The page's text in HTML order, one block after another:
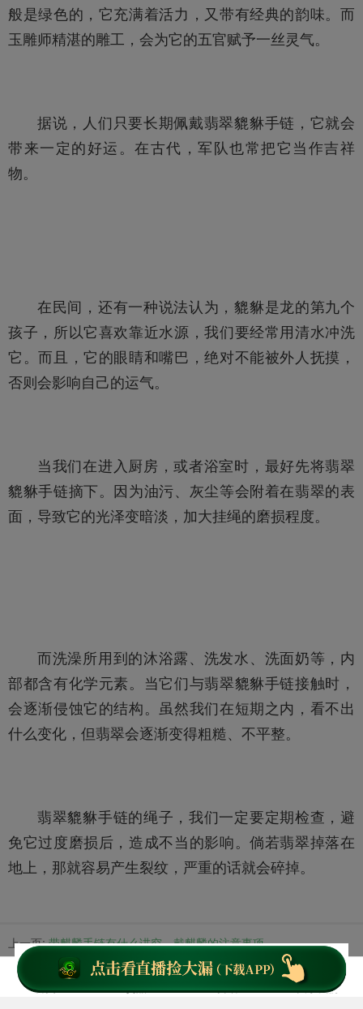
般是绿色的，它充满着活力，又带有经典的韵味。而
玉雕师精湛的雕工，会为它的五官赋予一丝灵气。
据说，人们只要长期佩戴翡翠貔貅手链 ，它就会
带来一定的好运。在古代，军队也常把它当作吉祥
物。
在民间，还有一种说法认为，貔貅是龙的第九个
孩子，所以它喜欢靠近水源，我们要经常用清水冲洗
它。而且，它的眼睛和嘴巴，绝对不能被外人抚摸，
否则会影响自己的运气。
当我们在进入厨房，或者浴室时，最好先将翡翠
貔貅手链摘下。因为油污、灰尘等会附着在翡翠的表
面，导致它的光泽变暗淡，加大挂绳的磨损程度。
而洗澡所用到的沐浴露、洗发水、洗面奶等，内
部都含有化学元素。当它们与翡翠貔貅手链接触时，
会逐渐侵蚀它的结构。虽然我们在短期之内，看不出
什么变化，但翡翠会逐渐变得粗糙、不平整。
翡翠貔貅手链的绳子，我们一定要定期检查，避
免它过度磨损后，造成不当的影响。倘若翡翠掉落在
地上，那就容易产生裂纹，严重的话就会碎掉。
上一页:带麒麟手链有什么讲究，戴麒麟的注意事项
下一页:
翡翠手链价格,怎样的才值得购买？
首页 货品 资讯 关于我们